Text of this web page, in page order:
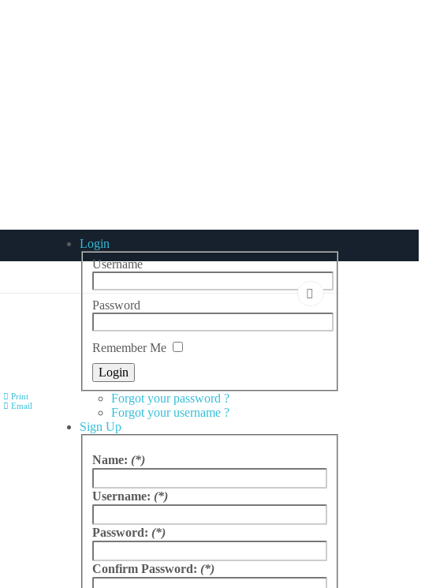
Login
Username
Password
Remember Me
Forgot your password ?
Forgot your username ?
Sign Up
Name: (*)
Username: (*)
Password: (*)
Confirm Password: (*)
Print
Email